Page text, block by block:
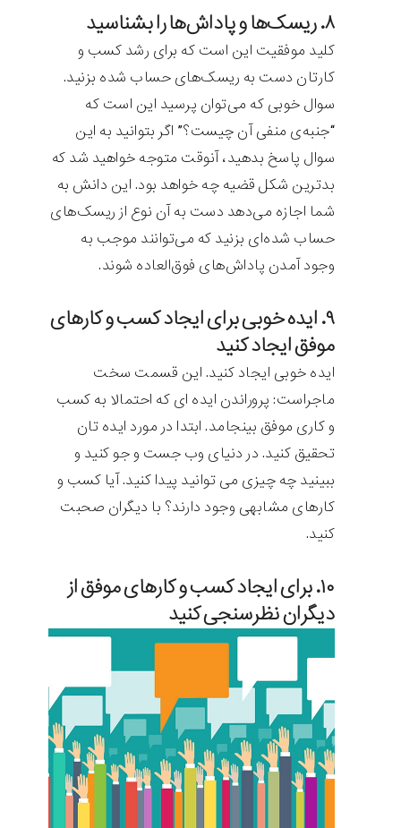
۸. ریسک‌ها و پاداش‌ها را بشناسید
کلید موفقیت این است که برای رشد کسب و
کارتان دست به ریسک‌های حساب شده بزنید.
سوال خوبی که می‌توان پرسید این است که
“جنبه‌ی منفی آن چیست؟” اگر بتوانید به این
سوال پاسخ بدهید، آنوقت متوجه خواهید شد که
بدترین شکل قضیه چه خواهد بود. این دانش به
شما اجازه می‌دهد دست به آن نوع از ریسک‌های
حساب شده‌ای بزنید که می‌توانند موجب به
وجود آمدن پاداش‌های فوق‌العاده شوند.
۹. ایده خوبی برای ایجاد کسب و کارهای
موفق ایجاد کنید
ایده خوبی ایجاد کنید. این قسمت سخت
ماجراست: پروراندن ایده ای که احتمالا به کسب
و کاری موفق بینجامد. ابتدا در مورد ایده تان
تحقیق کنید. در دنیای وب جست و جو کنید و
ببینید چه چیزی می توانید پیدا کنید. آیا کسب و
کارهای مشابهی وجود دارند؟ با دیگران صحبت
کنید.
۱۰. برای ایجاد کسب و کارهای موفق از
دیگران نظرسنجی کنید